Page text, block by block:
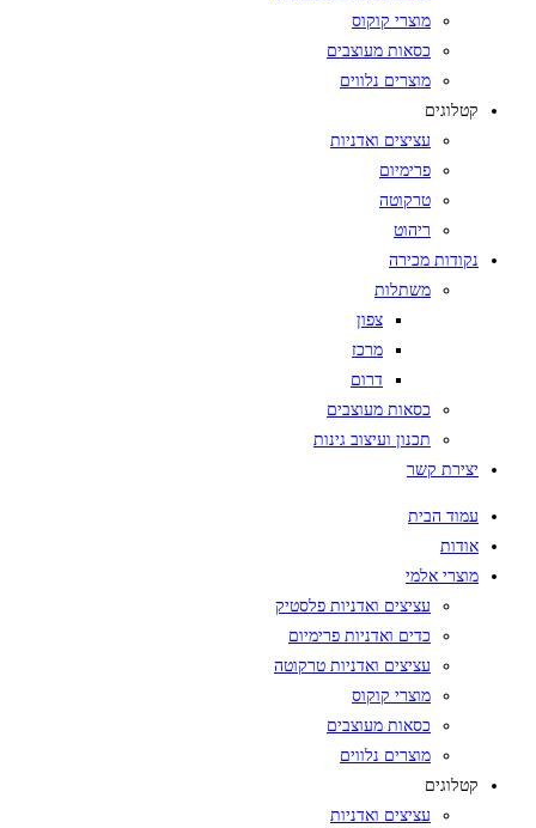
מוצרי קוקוס
כסאות מעוצבים
מוצרים נלווים
קטלוגים
עציצים ואדניות
פרימיום
טרקוטה
ריהוט
נקודות מכירה
משתלות
צפון
מרכז
דרום
כסאות מעוצבים
תכנון ועיצוב גינות
יצירת קשר
עמוד הבית
אודות
מוצרי אלמי
עציצים ואדניות פלסטיק
כדים ואדניות פרימיום
עציצים ואדניות טרקוטה
מוצרי קוקוס
כסאות מעוצבים
מוצרים נלווים
קטלוגים
עציצים ואדניות